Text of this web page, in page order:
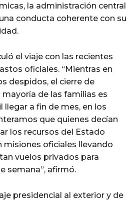
la administración central
conducta coherente con su
el viaje con las recientes
oficiales. “Mientras en
despidos, el cierre de
mayoría de las familias es
llegar a fin de mes, en los
que quienes decían
los recursos del Estado
misiones oficiales llevando
vuelos privados para
semana”, afirmó.
presidencial al exterior y de